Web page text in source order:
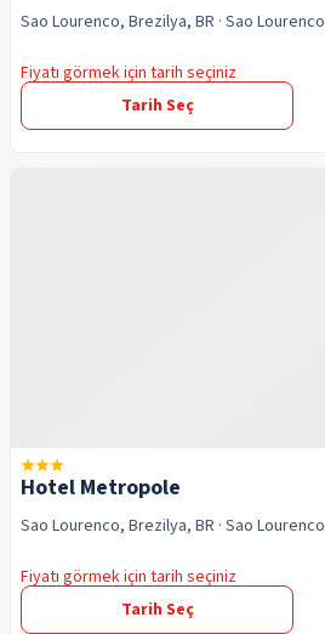
Sao Lourenco, Brezilya, BR · Sao Lourenco
Fiyatı görmek için tarih seçiniz
Tarih Seç
Hotel Metropole
Sao Lourenco, Brezilya, BR · Sao Lourenco
Fiyatı görmek için tarih seçiniz
Tarih Seç